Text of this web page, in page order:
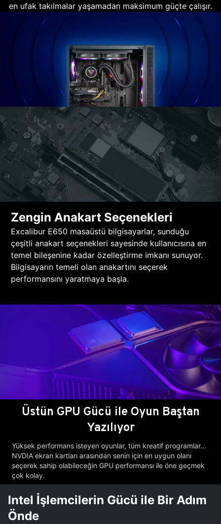
en ufak takılmalar yaşamadan maksimum güçte çalışır.
Zengin Anakart Seçenekleri
Excalibur E650 masaüstü bilgisayarlar, sunduğu
çeşitli anakart seçenekleri sayesinde kullanıcısına en
temel bileşenine kadar özelleştirme imkanı sunuyor.
Bilgisayarın temeli olan anakartını seçerek
performansını yaratmaya başla.
Üstün GPU Gücü ile Oyun Baştan
Yazılıyor
Yüksek performans isteyen oyunlar, tüm kreatif programlar...
NVDIA ekran kartları arasından senin için en uygun olanı
seçerek sahip olabileceğin GPU performansı ile öne geçmek
çok kolay.
Intel İşlemcilerin Gücü ile Bir Adım
Önde